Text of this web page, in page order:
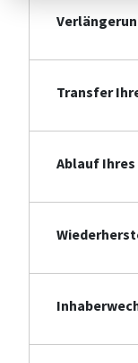
Transfer
Ablauf